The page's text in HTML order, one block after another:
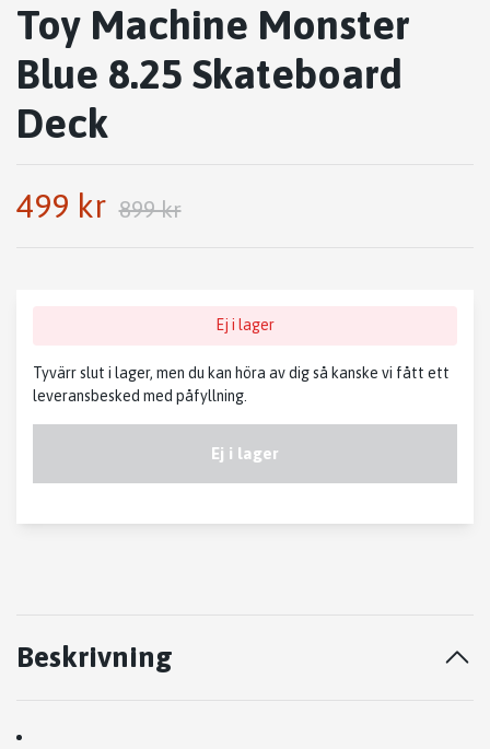
Toy Machine Monster
Blue 8.25 Skateboard
Deck
499 kr 899 kr
Ej i lager
Tyvärr slut i lager, men du kan höra av dig så kanske vi fått ett
leveransbesked med påfyllning.
Ej i lager
Beskrivning